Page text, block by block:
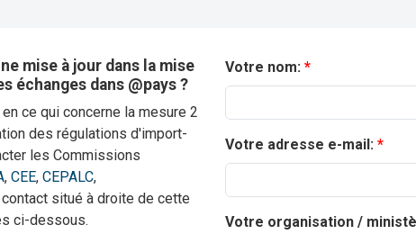
mise à jour dans la mise
échanges dans @pays ?
ce qui concerne la mesure 2
des régulations d'import-
les Commissions
, CEE, CEPALC,
situé à droite de cette
ci-dessous.
Votre nom:
Votre adresse e-mail:
Votre organisation /